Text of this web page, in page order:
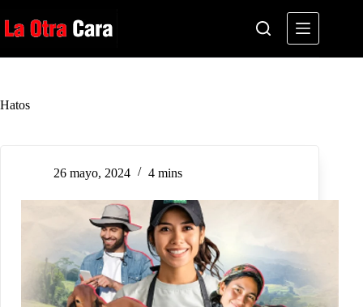
al
contenido
Hatos
26 mayo, 2024 4 mins